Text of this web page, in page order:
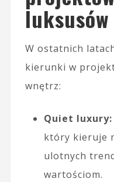
luksusów
W ostatnich
kierunki w
wnętrz:
Quiet luxury:
który kieruje
ulotnych
wartościom.